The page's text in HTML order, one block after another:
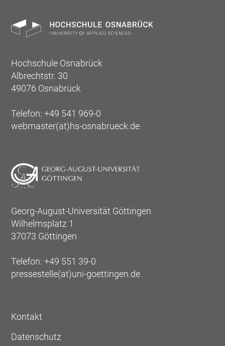
Hochschule Osnabrück
Albrechtstr. 30
49076 Osnabrück
Telefon: +49 541 969-0
webmaster(at)hs-osnabrueck.de
Georg-August-Universität Göttingen
Wilhelmsplatz 1
37073 Göttingen
Telefon: +49 551 39-0
pressestelle(at)uni-goettingen.de
Kontakt
Datenschutz